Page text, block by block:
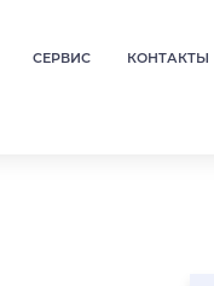
СЕРВИС КОНТАКТЫ